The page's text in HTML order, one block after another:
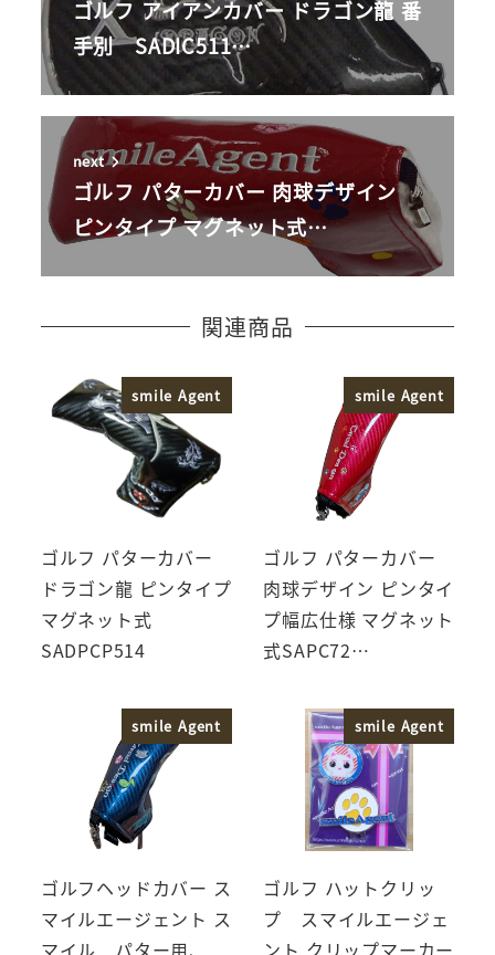
ゴルフ アイアンカバー ドラゴン龍 番
手別 SADIC511…
next
ゴルフ パターカバー 肉球デザイン
ピンタイプ マグネット式…
関連商品
smile Agent
ゴルフ パターカバー
ドラゴン龍 ピンタイプ
マグネット式
SADPCP514
smile Agent
ゴルフ パターカバー
肉球デザイン ピンタイ
プ幅広仕様 マグネット
式SAPC72…
smile Agent
ゴルフヘッドカバー ス
マイルエージェント ス
smile Agent
ゴルフ ハットクリッ
プ スマイルエージェ